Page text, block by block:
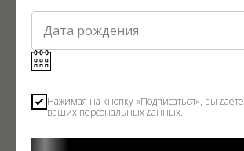
Нажимая на кнопку «Подписаться», вы даете
ваших персональных данных.